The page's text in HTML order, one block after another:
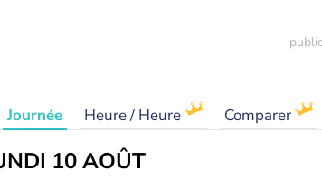
Journée Heure / Heure Comparer
10 AOÛT